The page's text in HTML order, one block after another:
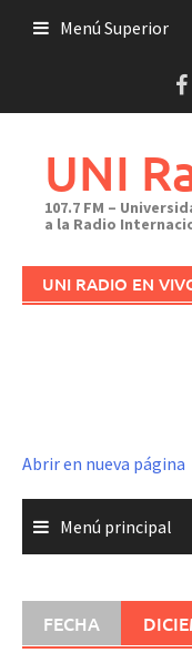
Menú Superior
UNI
107.7 FM –
a la Radio
UNI RADIO EN
Abrir en nueva página
Menú principal
FECHA